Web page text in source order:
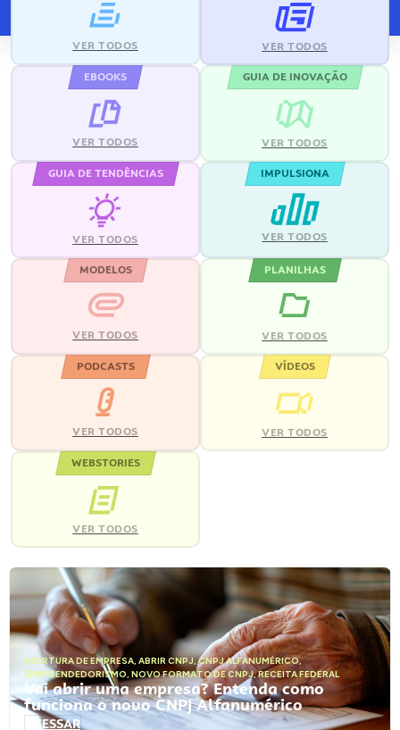
VER TODOS VER TODOS
EBOOKS
VER TODOS
GUIA DE INOVAÇÃO
VER TODOS
GUIA DE TENDÊNCIAS
VER TODOS
IMPULSIONA
VER TODOS
MODELOS
VER TODOS
PLANILHAS
VER TODOS
PODCASTS
VER TODOS
VÍDEOS
VER TODOS
WEBSTORIES
VER TODOS
ABERTURA DE EMPRESA, ABRIR CNPJ,CNPJ ALFANUMÉRICO,
EMPREENDEDORISMO, NOVO FORMATO DE CNPJ,RECEITA FEDERAL
Vai abrir uma empresa? Entenda como
funciona o novo CNPJ Alfanumérico
ACESSAR